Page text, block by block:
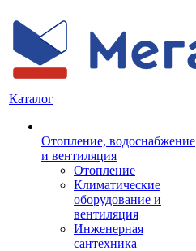
Каталог
Отопление, водоснабжение
и вентиляция
Отопление
Климатические
оборудование и
вентиляция
Инженерная
сантехника